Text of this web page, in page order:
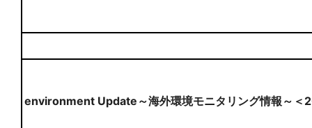
environment Update～海外環境モニタリング情報～＜